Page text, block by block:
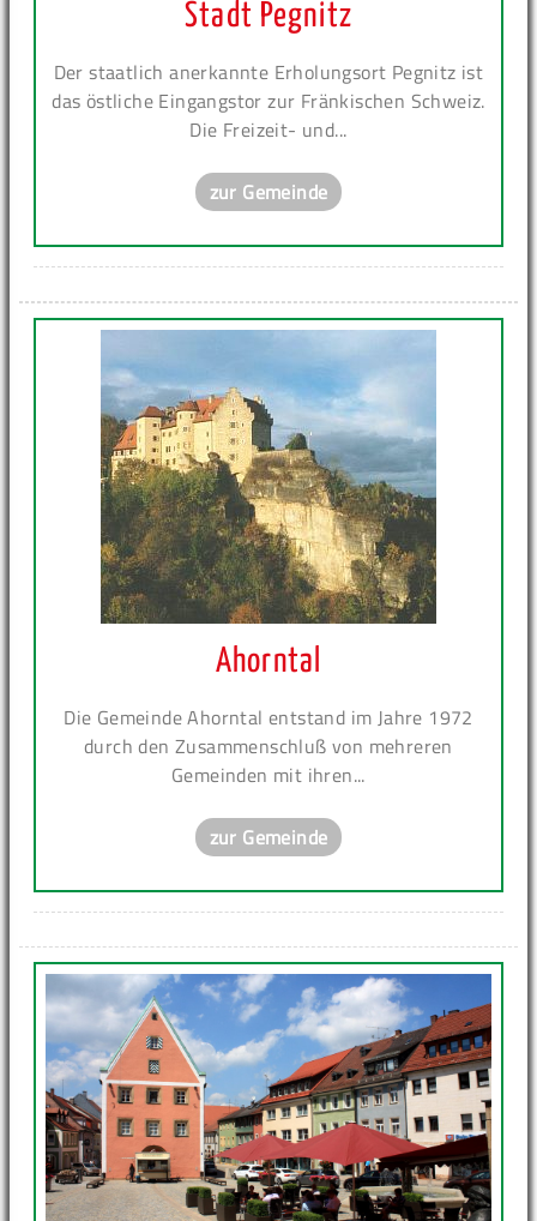
Stadt Pegnitz
Der staatlich anerkannte Erholungsort Pegnitz ist
das östliche Eingangstor zur Fränkischen Schweiz.
Die Freizeit- und...
zur Gemeinde
Ahorntal
Die Gemeinde Ahorntal entstand im Jahre 1972
durch den Zusammenschluß von mehreren
Gemeinden mit ihren...
zur Gemeinde